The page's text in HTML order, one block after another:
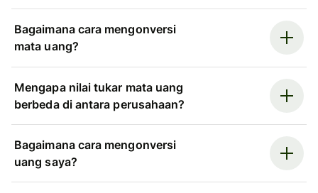
Bagaimana cara mengonversi
mata uang?
Mengapa nilai tukar mata uang
berbeda di antara perusahaan?
Bagaimana cara mengonversi
uang saya?